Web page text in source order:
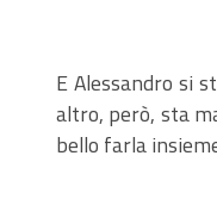
E Alessandro si
altro, però, sta
bello farla